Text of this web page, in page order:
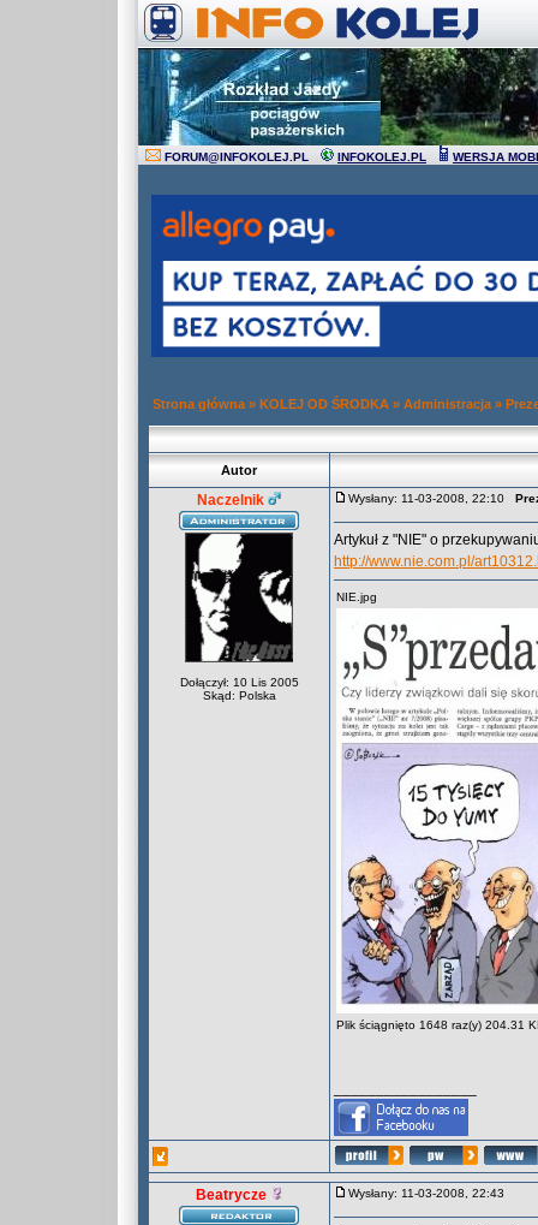
FORUM@INFOKOLEJ.PL INFOKOLEJ.PL WERSJA
Strona główna » KOLEJ OD ŚRODKA » Administracja »
Autor
Naczelnik
Dołączył: 10 Lis 2005
Skąd: Polska
Wysłany: 11-03-2008, 22:10
Artykuł z "NIE" o
http://www.nie.com.pl/
NIE.jpg
Plik ściągnięto 1648 raz(y) 204.31
Beatrycze Wysłany: 11-03-2008, 22:43